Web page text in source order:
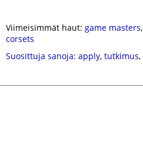
Viimeisimmät haut: game masters,
corsets
Suosittuja sanoja: apply, tutkimus,